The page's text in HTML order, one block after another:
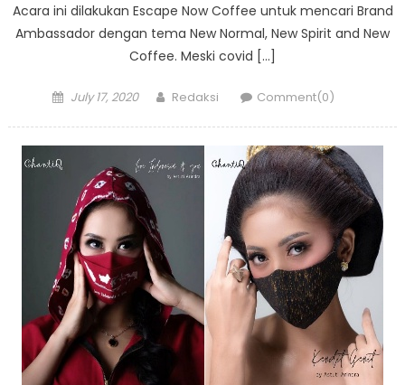
Acara ini dilakukan Escape Now Coffee untuk mencari Brand
Ambassador dengan tema New Normal, New Spirit and New
Coffee. Meski covid […]
Posted
July 17, 2020 Author
Redaksi Comment(0)